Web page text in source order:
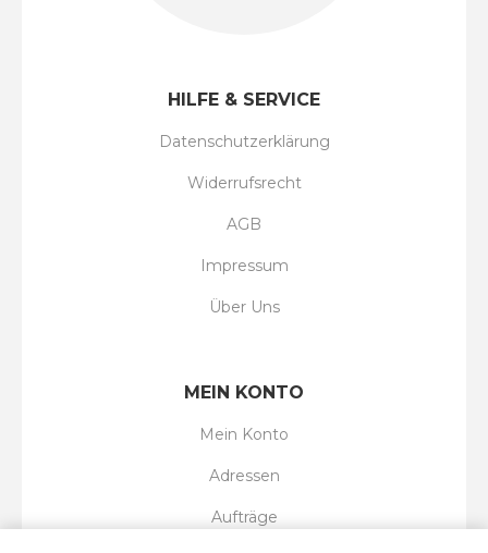
HILFE & SERVICE
Datenschutzerklärung
Widerrufsrecht
AGB
Impressum
Über Uns
MEIN KONTO
Mein Konto
Adressen
Aufträge